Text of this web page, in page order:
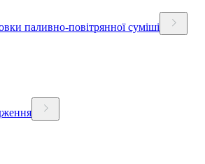
паливно-повітрянної суміші